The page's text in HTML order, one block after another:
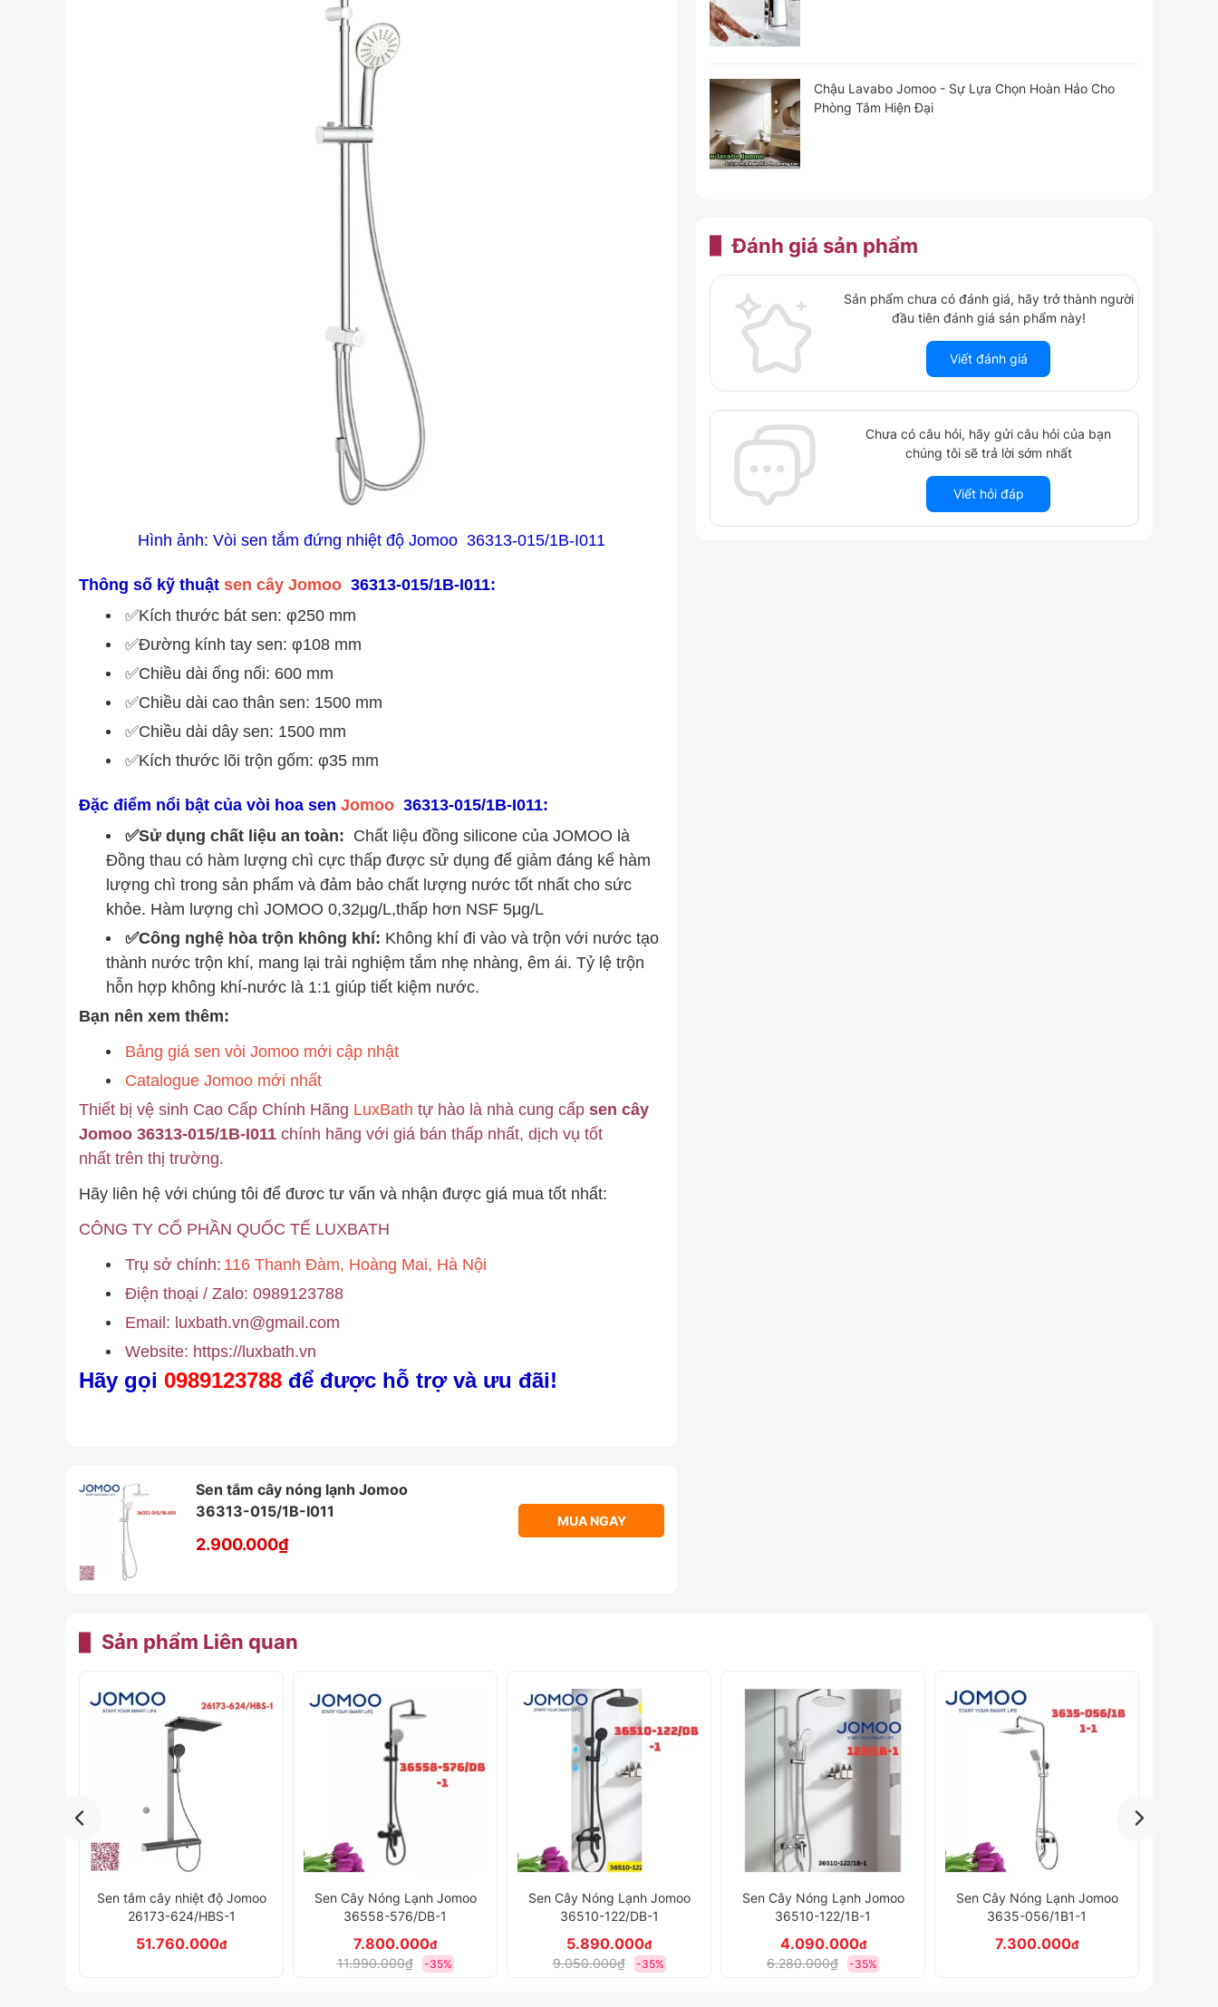
Hình ảnh: Vòi sen tắm đứng nhiệt độ Jomoo 36313-015/1B-I011
Thông số kỹ thuật sen cây Jomoo 36313-015/1B-I011:
✅Kích thước bát sen: φ250 mm
✅Đường kính tay sen: φ108 mm
✅Chiều dài ống nối: 600 mm
✅Chiều dài cao thân sen: 1500 mm
✅Chiều dài dây sen: 1500 mm
✅Kích thước lõi trộn gốm: φ35 mm
Đặc điểm nổi bật của vòi hoa sen Jomoo 36313-015/1B-I011:
✅Sử dụng chất liệu an toàn: Chất liệu đồng silicone của JOMOO là
Đồng thau có hàm lượng chì cực thấp được sử dụng để giảm đáng kể hàm
lượng chì trong sản phẩm và đảm bảo chất lượng nước tốt nhất cho sức
khỏe. Hàm lượng chì JOMOO 0,32μg/L,thấp hơn NSF 5μg/L
✅Công nghệ hòa trộn không khí: Không khí đi vào và trộn với nước tạo
thành nước trộn khí, mang lại trải nghiệm tắm nhẹ nhàng, êm ái. Tỷ lệ trộn
hỗn hợp không khí-nước là 1:1 giúp tiết kiệm nước.
Bạn nên xem thêm:
Bảng giá sen vòi Jomoo mới cập nhật
Catalogue Jomoo mới nhất
Thiết bị vệ sinh Cao Cấp Chính Hãng LuxBath tự hào là nhà cung cấp sen cây
Jomoo 36313-015/1B-I011 chính hãng với giá bán thấp nhất, dịch vụ tốt
nhất trên thị trường.
Hãy liên hệ với chúng tôi để đươc tư vấn và nhận được giá mua tốt nhất:
CÔNG TY CỔ PHẦN QUỐC TẾ LUXBATH
Trụ sở chính: 116 Thanh Đàm, Hoàng Mai, Hà Nội
Điện thoại / Zalo: 0989123788
Email: luxbath.vn@gmail.com
Website: https://luxbath.vn
Hãy gọi 0989123788 để được hỗ trợ và ưu đãi!
Sen tắm cây nóng lạnh Jomoo
36313-015/1B-I011
2.900.000₫
MUA NGAY
Chậu Lavabo Jomoo - Sự Lựa Chọn Hoàn Hảo Cho
Phòng Tắm Hiện Đại
Đánh giá sản phẩm
Sản phẩm chưa có đánh giá, hãy trở thành người
đầu tiên đánh giá sản phẩm này!
Viết đánh giá
Chưa có câu hỏi, hãy gửi câu hỏi của bạn
chúng tôi sẽ trả lời sớm nhất
Viết hỏi đáp
Sản phẩm Liên quan
Sen Cây Nóng Lạnh Jomoo
36558-576/DB-1
7.800.000đ
Sen Cây Nóng Lạnh Jomoo
36510-122/DB-1
5.890.000đ
9.050.000₫ -35%
Sen Cây Nóng Lạnh Jomoo
36510-122/1B-1
4.090.000đ
6.280.000₫ -35%
Sen Cây Nóng Lạnh Jomoo
3635-056/1B1-1
7.300.000đ
26173-624/HBS-1
51.760.000